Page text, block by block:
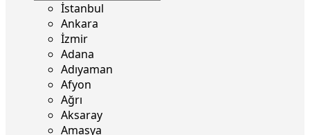
İstanbul
Ankara
İzmir
Adana
Adıyaman
Afyon
Ağrı
Aksaray
Amasya